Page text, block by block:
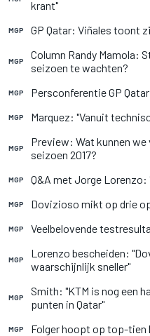
krant"
MGP GP Qatar: Viñales toont
MGP
Column Randy Mamola:
seizoen te wachten?
MGP Persconferentie GP
MGP Marquez: "Vanuit
MGP
Preview: Wat kunnen
seizoen 2017?
MGP Q&A met Jorge Lorenzo:
MGP Dovizioso mikt op drie
MGP Veelbelovende
MGP
Lorenzo bescheiden:
waarschijnlijk sneller"
MGP
Smith: "KTM is nog een
punten in Qatar"
MGP Folger hoopt op top-tien